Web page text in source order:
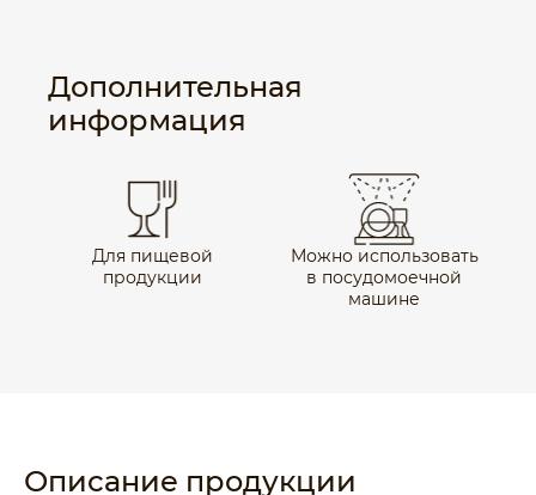
Дополнительная
информация
Для пищевой
продукции
Можно использовать
в посудомоечной
машине
Описание продукции